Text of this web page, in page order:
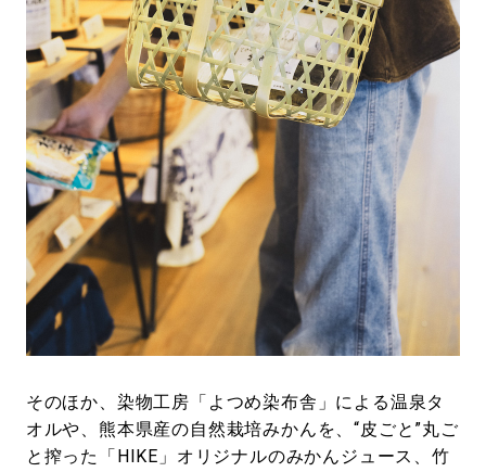
そのほか、染物工房「よつめ染布舎」による温泉タ
オルや、熊本県産の自然栽培みかんを、“皮ごと”丸ご
と搾った「HIKE」オリジナルのみかんジュース、竹